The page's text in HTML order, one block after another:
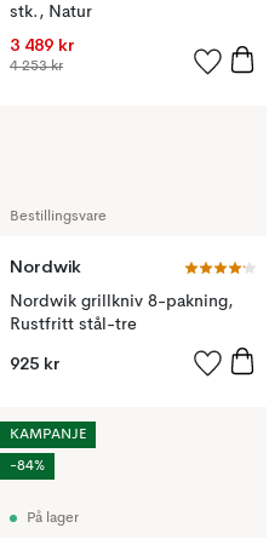
stk., Natur
3 489 kr
4 253 kr
Bestillingsvare
Nordwik
Nordwik grillkniv 8-pakning,
Rustfritt stål-tre
925 kr
På lager
KAMPANJE
-84%